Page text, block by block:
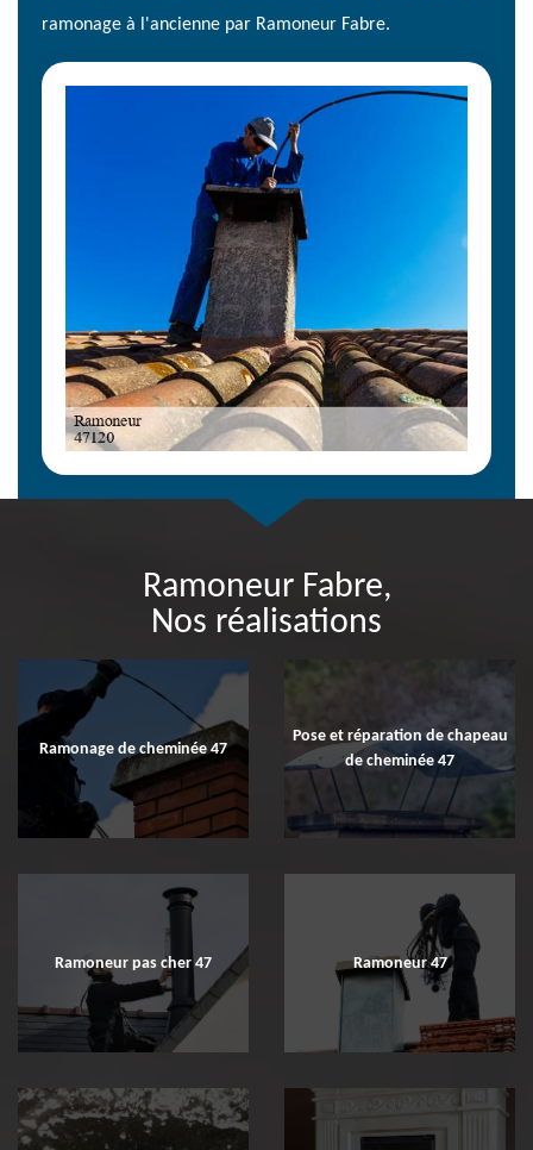
ramonage à l'ancienne par Ramoneur Fabre.
Ramoneur Fabre,
Nos réalisations
Ramonage de cheminée 47
Pose et réparation de chapeau
de cheminée 47
Ramoneur pas cher 47 Ramoneur 47